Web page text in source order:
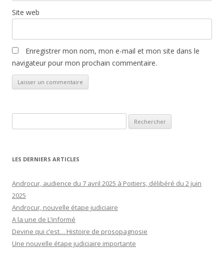
Site web
Enregistrer mon nom, mon e-mail et mon site dans le
navigateur pour mon prochain commentaire.
LES DERNIERS ARTICLES
Androcur, audience du 7 avril 2025 à Poitiers, délibéré du 2 juin
2025
Androcur, nouvelle étape judiciaire
A la une de L’informé
Devine qui c’est… Histoire de prosopagnosie
Une nouvelle étape judiciaire importante